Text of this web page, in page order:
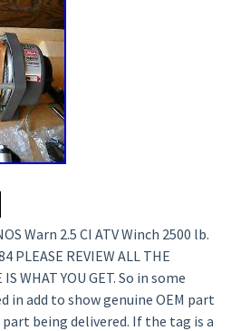
Warn 2.5 CI ATV Winch 2500 lb.
PLEASE REVIEW ALL THE
IS WHAT YOU GET. So in some
in add to show genuine OEM part
being delivered. If the tag is a